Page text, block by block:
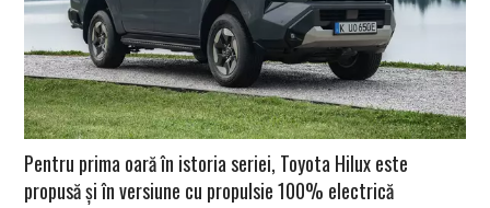
Pentru prima oară în istoria seriei, Toyota Hilux este
propusă și în versiune cu propulsie 100% electrică